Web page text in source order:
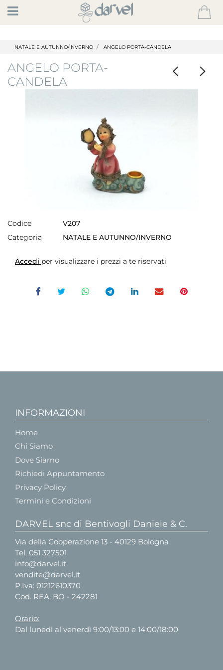
Open
NATALE E AUTUNNO/INVERNO ANGELO PORTA-CANDELA
ANGELO PORTA-
CANDELA
Codice
V207
Categoria
NATALE E AUTUNNO/INVERNO
Accedi per visualizzare i prezzi a te riservati
INFORMAZIONI
Home
Chi Siamo
Dove Siamo
Richiedi Appuntamento
Privacy Policy
Termini e Condizioni
DARVEL snc di Bentivogli Daniele & C.
Via della Cooperazione 13 - 40129 Bologna
Tel. 051 327501
info@darvel.it
vendite@darvel.it
P.Iva: 01212610370
Cod. REA: BO - 242281
Orario:
Dal lunedì al venerdì 9:00/13:00 e 14:00/18:00